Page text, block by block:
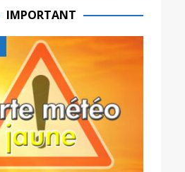
IMPORTANT